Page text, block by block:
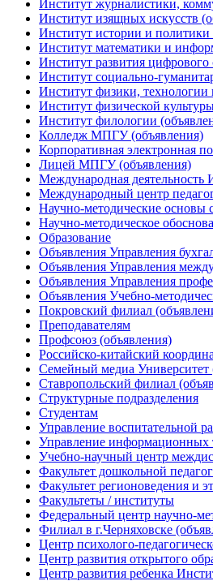
Институт журналистики,
Институт изящных искусств
Институт истории и политики
Институт математики и
Институт развития цифрового
Институт социально-
Институт физики,
Институт физической
Институт филологии
Колледж МПГУ (объявления)
Корпоративная электронная
Лицей МПГУ (объявления)
Международная деятельность
Международный центр
Научно-методические основы
Научно-методическое
Образование
Объявления Управления
Объявления Управления
Объявления Управления
Объявления Учебно-
Покровский филиал
Преподавателям
Профсоюз (объявления)
Российско-китайский
Семейный медиа Университет
Ставропольский филиал
Структурные подразделения
Студентам
Управление воспитательной
Управление информационных
Учебно-научный центр
Факультет дошкольной
Факультет регионоведения и
Факультеты / институты
Федеральный центр научно-
Филиал в г.Черняховске
Центр психолого-
Центр развития открытого
Центр развития ребенка